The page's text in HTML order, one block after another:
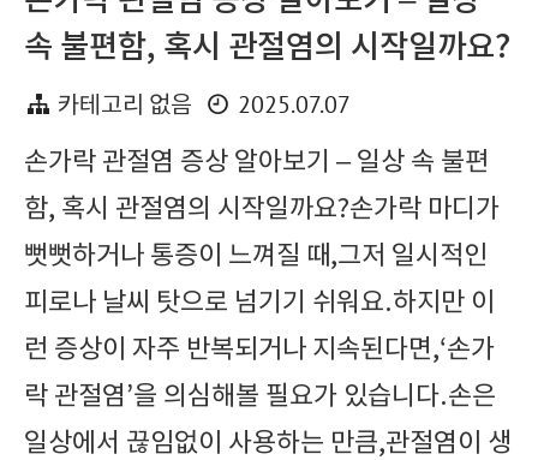
속 불편함, 혹시 관절염의 시작일까요?
카테고리 없음
2025.07.07
손가락 관절염 증상 알아보기 – 일상 속 불편
함, 혹시 관절염의 시작일까요?손가락 마디가
뻣뻣하거나 통증이 느껴질 때,그저 일시적인
피로나 날씨 탓으로 넘기기 쉬워요.하지만 이
런 증상이 자주 반복되거나 지속된다면,‘손가
락 관절염’을 의심해볼 필요가 있습니다.손은
일상에서 끊임없이 사용하는 만큼,관절염이 생